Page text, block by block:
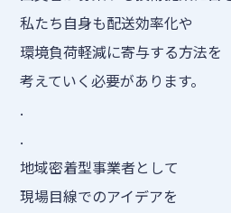
私たち自身も配送効率化や
環境負荷軽減に寄与する方法を
考えていく必要があります。
.
.
地域密着型事業者として
現場目線でのアイデアを